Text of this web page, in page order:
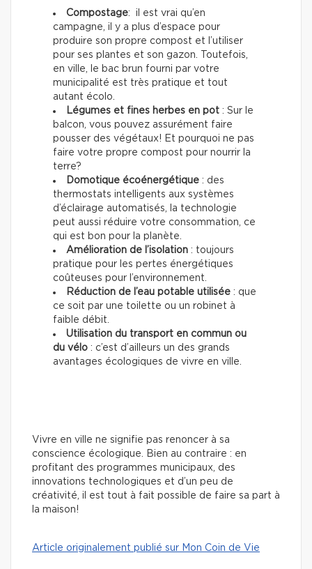
Compostage: il est vrai qu’en
campagne, il y a plus d’espace pour
produire son propre compost et l’utiliser
pour ses plantes et son gazon. Toutefois,
en ville, le bac brun fourni par votre
municipalité est très pratique et tout
autant écolo.
Légumes et fines herbes en pot : Sur le
balcon, vous pouvez assurément faire
pousser des végétaux! Et pourquoi ne pas
faire votre propre compost pour nourrir la
terre?
Domotique écoénergétique : des
thermostats intelligents aux systèmes
d’éclairage automatisés, la technologie
peut aussi réduire votre consommation, ce
qui est bon pour la planète.
Amélioration de l’isolation : toujours
pratique pour les pertes énergétiques
coûteuses pour l’environnement.
Réduction de l’eau potable utilisée : que
ce soit par une toilette ou un robinet à
faible débit.
Utilisation du transport en commun ou
du vélo : c’est d’ailleurs un des grands
avantages écologiques de vivre en ville.
Vivre en ville ne signifie pas renoncer à sa
conscience écologique. Bien au contraire : en
profitant des programmes municipaux, des
innovations technologiques et d’un peu de
créativité, il est tout à fait possible de faire sa part à
la maison!
Article originalement publié sur Mon Coin de Vie